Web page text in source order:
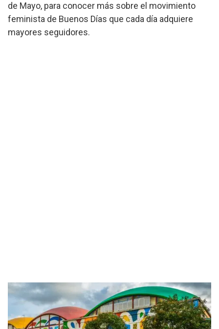
de Mayo, para conocer más sobre el movimiento
feminista de Buenos Días que cada día adquiere
mayores seguidores.